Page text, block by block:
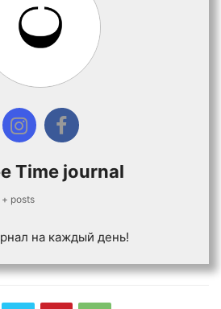
Time journal
+ posts
на каждый день!